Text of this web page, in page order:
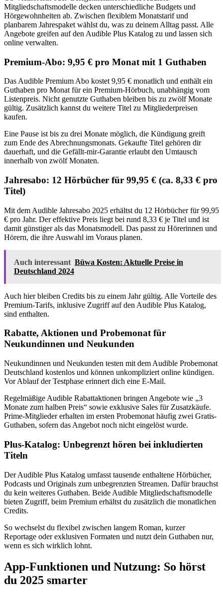
Mitgliedschaftsmodelle decken unterschiedliche Budgets und
Hörgewohnheiten ab. Zwischen flexiblem Monatstarif und
planbarem Jahrespaket wählst du, was zu deinem Alltag passt. Alle
Angebote greifen auf den Audible Plus Katalog zu und lassen sich
online verwalten.
Premium-Abo: 9,95 € pro Monat mit 1 Guthaben
Das Audible Premium Abo kostet 9,95 € monatlich und enthält ein
Guthaben pro Monat für ein Premium-Hörbuch, unabhängig vom
Listenpreis. Nicht genutzte Guthaben bleiben bis zu zwölf Monate
gültig. Zusätzlich kannst du weitere Titel zu Mitgliederpreisen
kaufen.
Eine Pause ist bis zu drei Monate möglich, die Kündigung greift
zum Ende des Abrechnungsmonats. Gekaufte Titel gehören dir
dauerhaft, und die Gefällt-mir-Garantie erlaubt den Umtausch
innerhalb von zwölf Monaten.
Jahresabo: 12 Hörbücher für 99,95 € (ca. 8,33 € pro
Titel)
Mit dem Audible Jahresabo 2025 erhältst du 12 Hörbücher für 99,95
€ pro Jahr. Der effektive Preis liegt bei rund 8,33 € je Titel und ist
damit günstiger als das Monatsmodell. Das passt zu Hörerinnen und
Hörern, die ihre Auswahl im Voraus planen.
Auch interessant Büwa Kosten: Aktuelle Preise in
Deutschland 2024
Auch hier bleiben Credits bis zu einem Jahr gültig. Alle Vorteile des
Premium-Tarifs, inklusive Zugriff auf den Audible Plus Katalog,
sind enthalten.
Rabatte, Aktionen und Probemonat für
Neukundinnen und Neukunden
Neukundinnen und Neukunden testen mit dem Audible Probemonat
Deutschland kostenlos und können unkompliziert online kündigen.
Vor Ablauf der Testphase erinnert dich eine E-Mail.
Regelmäßige Audible Rabattaktionen bringen Angebote wie „3
Monate zum halben Preis“ sowie exklusive Sales für Zusatzkäufe.
Prime-Mitglieder erhalten im ersten Probemonat häufig zwei Gratis-
Guthaben, sofern das Angebot noch nicht eingelöst wurde.
Plus-Katalog: Unbegrenzt hören bei inkludierten
Titeln
Der Audible Plus Katalog umfasst tausende enthaltene Hörbücher,
Podcasts und Originals zum unbegrenzten Streamen. Dafür brauchst
du kein weiteres Guthaben. Beide Audible Mitgliedschaftsmodelle
bieten Zugriff, beim Premium erhältst du zusätzlich die monatlichen
Credits.
So wechselst du flexibel zwischen langem Roman, kurzer
Reportage oder exklusiven Formaten und nutzt dein Guthaben nur,
wenn es sich wirklich lohnt.
App-Funktionen und Nutzung: So hörst
du 2025 smarter